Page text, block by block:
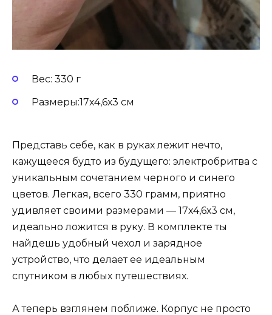
Вес: 330 г
Размеры:17х4,6х3 см
Представь себе, как в руках лежит нечто,
кажущееся будто из будущего: электробритва с
уникальным сочетанием черного и синего
цветов. Легкая, всего 330 грамм, приятно
удивляет своими размерами — 17х4,6х3 см,
идеально ложится в руку. В комплекте ты
найдешь удобный чехол и зарядное
устройство, что делает ее идеальным
спутником в любых путешествиях.
А теперь взглянем поближе. Корпус не просто